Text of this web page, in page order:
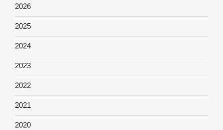
2026
2025
2024
2023
2022
2021
2020